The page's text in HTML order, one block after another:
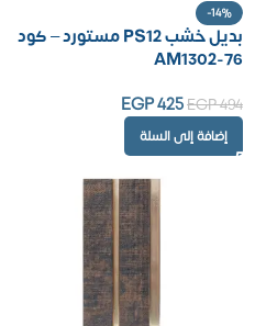
-14%
بديل خشب PS12 مستورد – كود
AM1302-76
EGP494
EGP425
إضافة إلى السلة